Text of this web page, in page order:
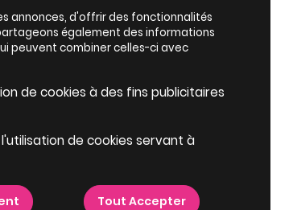
annonces, d'offrir des fonctionnalités
également des informations
peuvent combiner celles-ci avec
de cookies à des fins publicitaires
de cookies servant à
Tout Accepter